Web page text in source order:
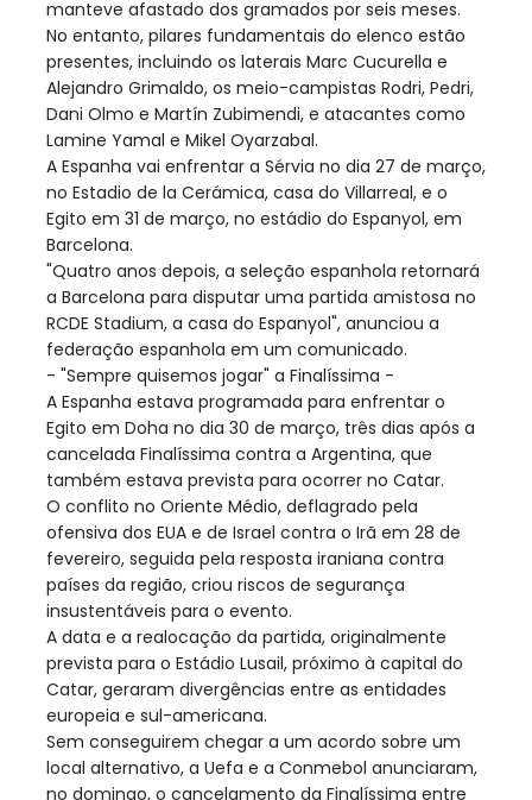
manteve afastado dos gramados por seis meses.
No entanto, pilares fundamentais do elenco estão
presentes, incluindo os laterais Marc Cucurella e
Alejandro Grimaldo, os meio-campistas Rodri, Pedri,
Dani Olmo e Martín Zubimendi, e atacantes como
Lamine Yamal e Mikel Oyarzabal.
A Espanha vai enfrentar a Sérvia no dia 27 de março,
no Estadio de la Cerámica, casa do Villarreal, e o
Egito em 31 de março, no estádio do Espanyol, em
Barcelona.
"Quatro anos depois, a seleção espanhola retornará
a Barcelona para disputar uma partida amistosa no
RCDE Stadium, a casa do Espanyol", anunciou a
federação espanhola em um comunicado.
- "Sempre quisemos jogar" a Finalíssima -
A Espanha estava programada para enfrentar o
Egito em Doha no dia 30 de março, três dias após a
cancelada Finalíssima contra a Argentina, que
também estava prevista para ocorrer no Catar.
O conflito no Oriente Médio, deflagrado pela
ofensiva dos EUA e de Israel contra o Irã em 28 de
fevereiro, seguida pela resposta iraniana contra
países da região, criou riscos de segurança
insustentáveis para o evento.
A data e a realocação da partida, originalmente
prevista para o Estádio Lusail, próximo à capital do
Catar, geraram divergências entre as entidades
europeia e sul-americana.
Sem conseguirem chegar a um acordo sobre um
local alternativo, a Uefa e a Conmebol anunciaram,
no domingo, o cancelamento da Finalíssima entre